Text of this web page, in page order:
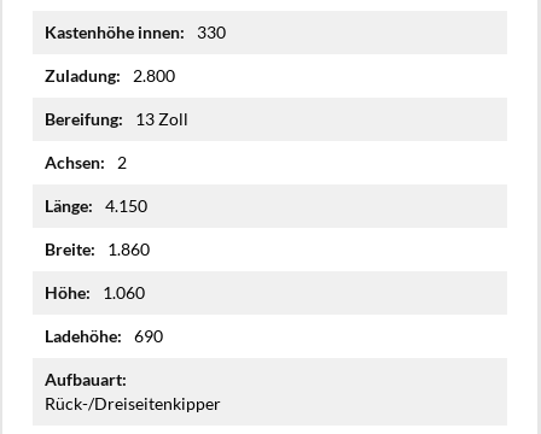
330
2.800
13 Zoll
2
4.150
1.860
1.060
690
Rück-/Dreiseitenkipper